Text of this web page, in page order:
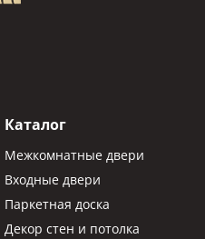
Каталог
Межкомнатные двери
Входные двери
Паркетная доска
Декор стен и потолка